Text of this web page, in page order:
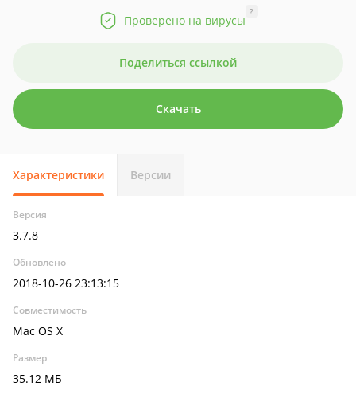
Проверено на вирусы
?
Поделиться ссылкой
Скачать
Характеристики Версии
Версия
3.7.8
Обновлено
2018-10-26 23:13:15
Совместимость
Mac OS X
Размер
35.12 МБ